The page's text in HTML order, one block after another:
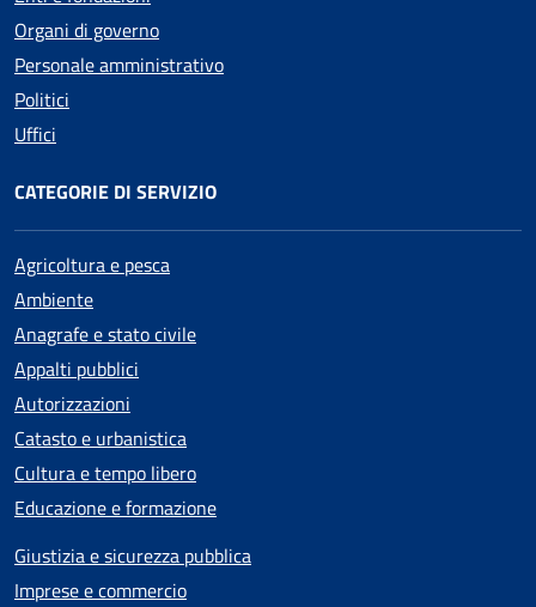
Organi di governo
Personale amministrativo
Politici
Uffici
CATEGORIE DI SERVIZIO
Agricoltura e pesca
Ambiente
Anagrafe e stato civile
Appalti pubblici
Autorizzazioni
Catasto e urbanistica
Cultura e tempo libero
Educazione e formazione
Giustizia e sicurezza pubblica
Imprese e commercio